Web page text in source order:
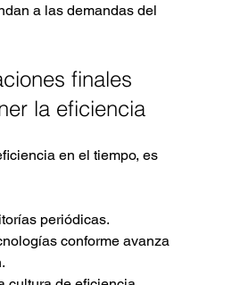
a las demandas del
finales
la eficiencia
en el tiempo, es
periódicas.
conforme avanza